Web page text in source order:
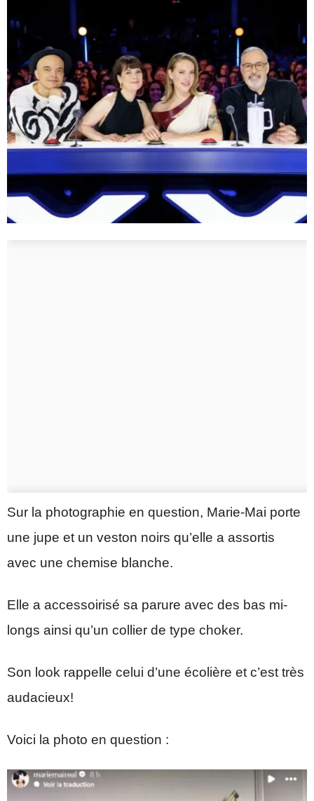
Sur la photographie en question, Marie-Mai porte
une jupe et un veston noirs qu’elle a assortis
avec une chemise blanche.
Elle a accessoirisé sa parure avec des bas mi-
longs ainsi qu’un collier de type choker.
Son look rappelle celui d’une écolière et c’est très
audacieux!
Voici la photo en question :